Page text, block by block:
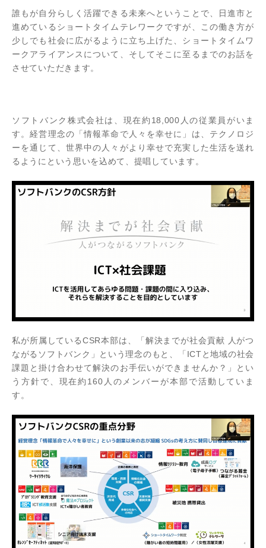
誰もが自分らしく活躍できる未来へということで、日進市と
進めているショートタイムテレワークですが、この働き方が
少しでも社会に広がるように立ち上げた、ショートタイムワ
ークアライアンスについて、そしてそこに至るまでのお話を
させていただきます。
ソフトバンク株式会社は、現在約18,000人の従業員がいま
す。経営理念の「情報革命で人々を幸せに」は、テクノロジ
ーを通じて、世界中の人々がより幸せで充実した生活を送れ
るようにという思いを込めて、提唱しています。
私が所属しているCSR本部は、「解決までが社会貢献 人がつ
ながるソフトバンク」という理念のもと、「ICTと地域の社会
課題と掛け合わせて解決のお手伝いができませんか？」とい
う方針で、現在約160人のメンバーが本部で活動していま
す。